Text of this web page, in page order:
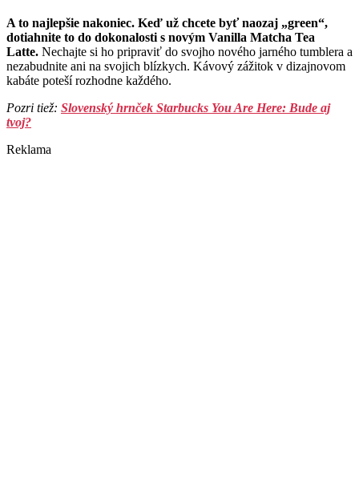
A to najlepšie nakoniec. Keď už chcete byť naozaj „green“,
dotiahnite to do dokonalosti s novým Vanilla Matcha Tea
Latte. Nechajte si ho pripraviť do svojho nového jarného tumblera a
nezabudnite ani na svojich blízkych. Kávový zážitok v dizajnovom
kabáte poteší rozhodne každého.
Pozri tiež: Slovenský hrnček Starbucks You Are Here: Bude aj
tvoj?
Reklama